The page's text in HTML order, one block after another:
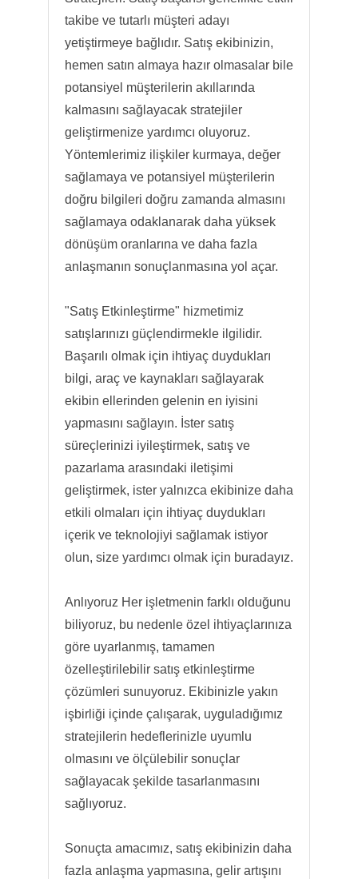
takibe ve tutarlı müşteri adayı
yetiştirmeye bağlıdır. Satış ekibinizin,
hemen satın almaya hazır olmasalar bile
potansiyel müşterilerin akıllarında
kalmasını sağlayacak stratejiler
geliştirmenize yardımcı oluyoruz.
Yöntemlerimiz ilişkiler kurmaya, değer
sağlamaya ve potansiyel müşterilerin
doğru bilgileri doğru zamanda almasını
sağlamaya odaklanarak daha yüksek
dönüşüm oranlarına ve daha fazla
anlaşmanın sonuçlanmasına yol açar.
"Satış Etkinleştirme" hizmetimiz
satışlarınızı güçlendirmekle ilgilidir.
Başarılı olmak için ihtiyaç duydukları
bilgi, araç ve kaynakları sağlayarak
ekibin ellerinden gelenin en iyisini
yapmasını sağlayın. İster satış
süreçlerinizi iyileştirmek, satış ve
pazarlama arasındaki iletişimi
geliştirmek, ister yalnızca ekibinize daha
etkili olmaları için ihtiyaç duydukları
içerik ve teknolojiyi sağlamak istiyor
olun, size yardımcı olmak için buradayız.
Anlıyoruz Her işletmenin farklı olduğunu
biliyoruz, bu nedenle özel ihtiyaçlarınıza
göre uyarlanmış, tamamen
özelleştirilebilir satış etkinleştirme
çözümleri sunuyoruz. Ekibinizle yakın
işbirliği içinde çalışarak, uyguladığımız
stratejilerin hedeflerinizle uyumlu
olmasını ve ölçülebilir sonuçlar
sağlayacak şekilde tasarlanmasını
sağlıyoruz.
Sonuçta amacımız, satış ekibinizin daha
fazla anlaşma yapmasına, gelir artışını